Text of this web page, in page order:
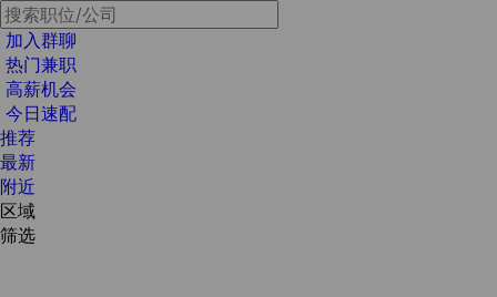
加入群聊
热门兼职
高薪机会
今日速配
推荐
最新
附近
区域
筛选